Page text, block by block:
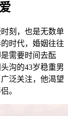
刻，也是无数单
时代，婚姻往往
需要时间去酝
沟的43岁稳重男
泛关注，他渴望
。